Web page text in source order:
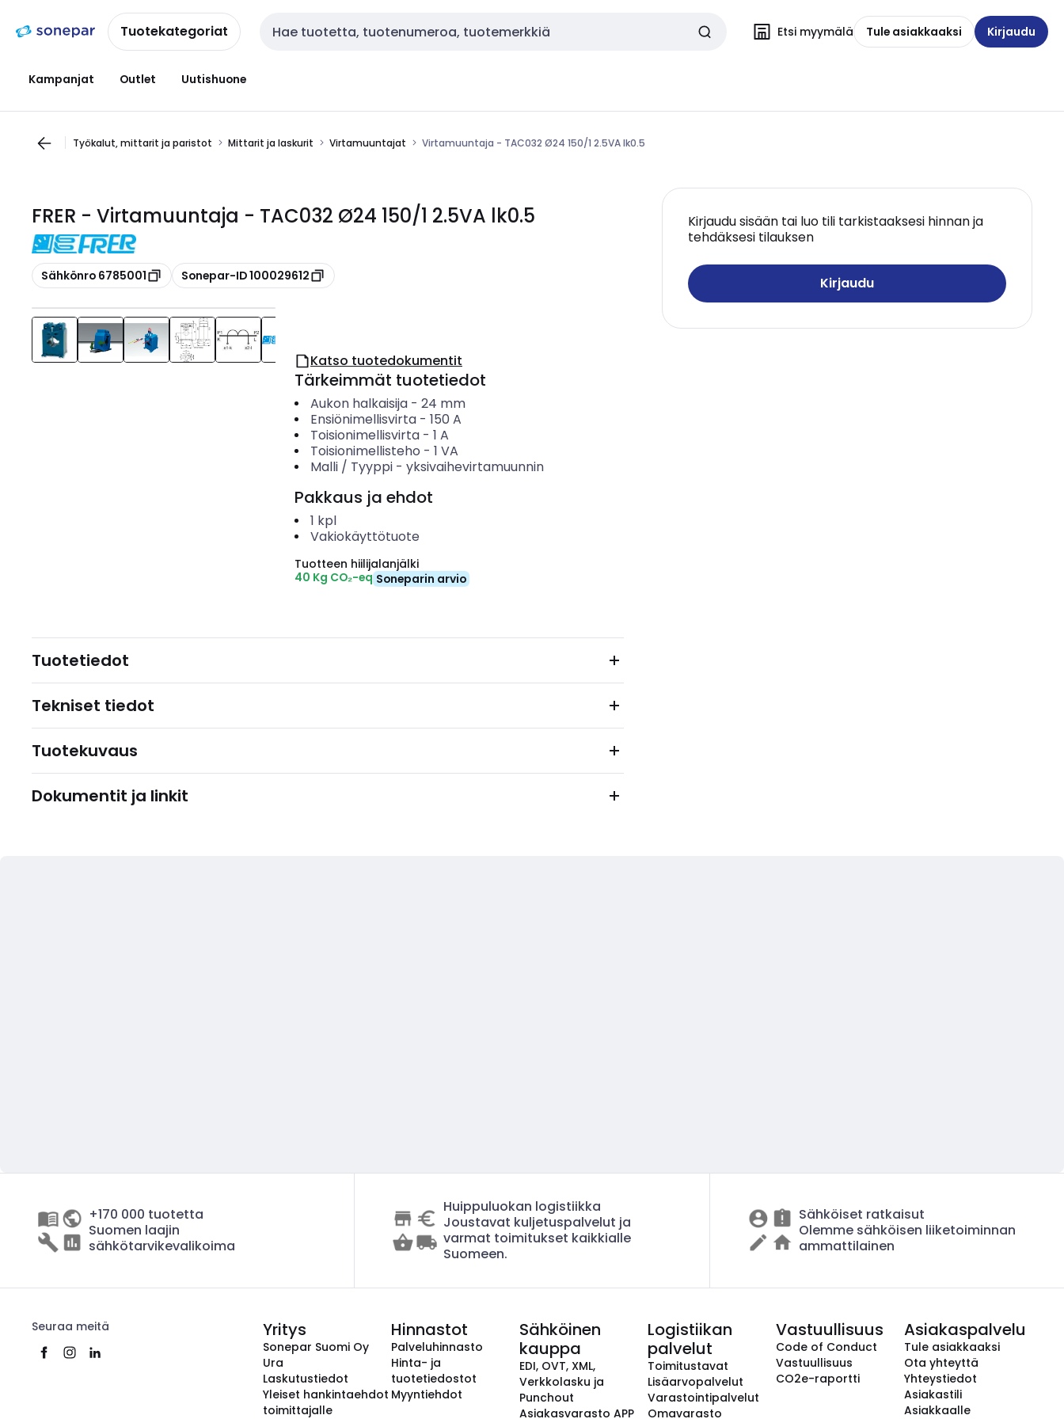
navigointiinsisältöönTuotekategoriat Haku Etsi myymälä Tule asiakkaaksi Kirjaudu
Kampanjat Outlet Uutishuone
Työkalut, mittarit ja paristot Mittarit ja laskurit Virtamuuntajat Virtamuuntaja - TAC032 Ø24 150/1 2.5VA lk0.5
FRER - Virtamuuntaja - TAC032 Ø24 150/1 2.5VA lk0.5
Kopioi
Sähkönro 6785001 Kopioi
Sonepar-ID 100029612
Kirjaudu sisään tai luo tili tarkistaaksesi hinnan ja
tehdäksesi tilauksen
Kirjaudu
Katso tuotedokumentit
Tärkeimmät tuotetiedot
Aukon halkaisija- 24 mm
Ensiönimellisvirta- 150 A
Toisionimellisvirta- 1 A
Toisionimellisteho - 1 VA
Malli / Tyyppi- yksivaihevirtamuunnin
Pakkaus ja ehdot
1 kpl
Vakiokäyttötuote
Tuotteen hiilijalanjälki
40 Kg CO₂-eq Soneparin arvio
Tuotetiedot
Tekniset tiedot
Tuotekuvaus
Dokumentit ja linkit
+170 000 tuotetta
Suomen laajin
sähkötarvikevalikoima
Huippuluokan logistiikka
Joustavat kuljetuspalvelut ja
varmat toimitukset kaikkialle
Suomeen.
Sähköiset ratkaisut
Olemme sähköisen liiketoiminnan
ammattilainen
Seuraa meitä Yritys
Sonepar Suomi Oy
Ura
Laskutustiedot
Yleiset hankintaehdot
toimittajalle
Hinnastot
Palveluhinnasto
Hinta- ja
tuotetiedostot
Myyntiehdot
Sähköinen
kauppa
EDI, OVT, XML,
Verkkolasku ja
Punchout
Asiakasvarasto APP
Logistiikan
palvelut
Toimitustavat
Lisäarvopalvelut
Varastointipalvelut
Omavarasto
Vastuullisuus
Code of Conduct
Vastuullisuus
CO2e-raportti
Asiakaspalvelu
Tule asiakkaaksi
Ota yhteyttä
Yhteystiedot
Asiakastili
Asiakkaalle